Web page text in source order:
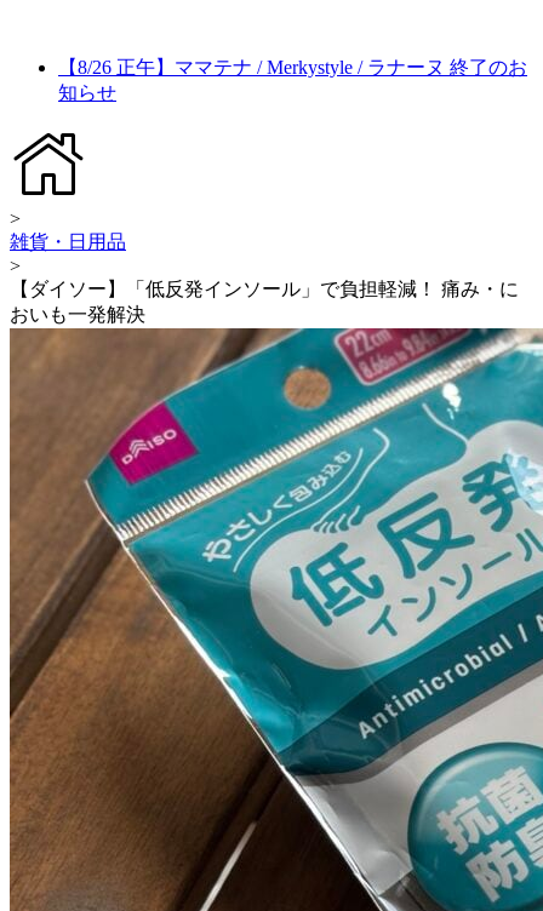
【8/26 正午】ママテナ / Merkystyle / ラナーヌ 終了のお
知らせ
>
雑貨・日用品
>
【ダイソー】「低反発インソール」で負担軽減！ 痛み・に
おいも一発解決